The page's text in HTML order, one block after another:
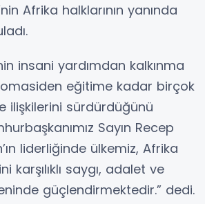
Afrika halklarının yanında
insani yardımdan kalkınma
eğitime kadar birçok
ilişkilerini sürdürdüğünü
Sayın Recep
liderliğinde ülkemiz, Afrika
karşılıklı saygı, adalet ve
güçlendirmektedir.” dedi.